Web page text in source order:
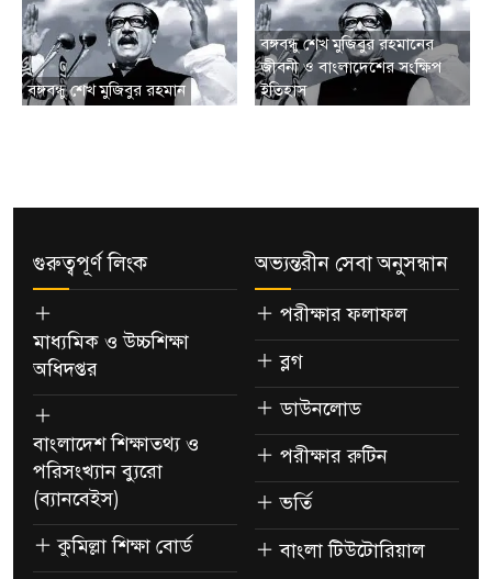
বঙ্গবন্ধু শেখ মুজিবুর রহমান
বঙ্গবন্ধু শেখ মুজিবুর রহমানের
জীবনী ও বাংলাদেশের সংক্ষিপ
ইতিহাস
গুরুত্বপূর্ণ লিংক
মাধ্যমিক ও উচ্চশিক্ষা
অধিদপ্তর
বাংলাদেশ শিক্ষাতথ্য ও
পরিসংখ্যান ব্যুরো
(ব্যানবেইস)
কুমিল্লা শিক্ষা বোর্ড
অভ্যন্তরীন সেবা অনুসন্ধান
পরীক্ষার ফলাফল
ব্লগ
ডাউনলোড
পরীক্ষার রুটিন
ভর্তি
বাংলা টিউটোরিয়াল